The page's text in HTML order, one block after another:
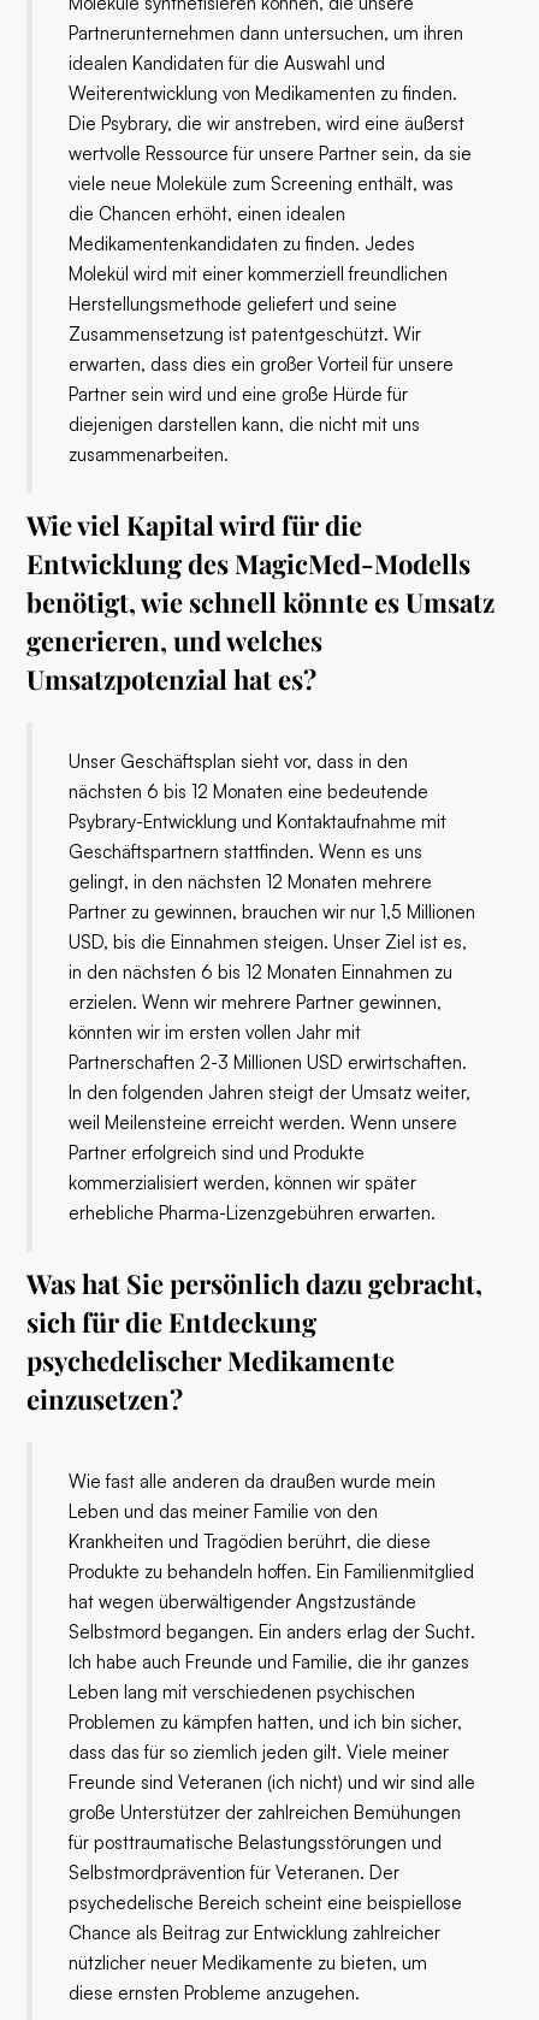
Partnerunternehmen dann untersuchen, um ihren
idealen Kandidaten für die Auswahl und
Weiterentwicklung von Medikamenten zu finden.
Die Psybrary, die wir anstreben, wird eine äußerst
wertvolle Ressource für unsere Partner sein, da sie
viele neue Moleküle zum Screening enthält, was
die Chancen erhöht, einen idealen
Medikamentenkandidaten zu finden. Jedes
Molekül wird mit einer kommerziell freundlichen
Herstellungsmethode geliefert und seine
Zusammensetzung ist patentgeschützt. Wir
erwarten, dass dies ein großer Vorteil für unsere
Partner sein wird und eine große Hürde für
diejenigen darstellen kann, die nicht mit uns
zusammenarbeiten.
Wie viel Kapital wird für die
Entwicklung des MagicMed-Modells
benötigt, wie schnell könnte es Umsatz
generieren, und welches
Umsatzpotenzial hat es?
Unser Geschäftsplan sieht vor, dass in den
nächsten 6 bis 12 Monaten eine bedeutende
Psybrary-Entwicklung und Kontaktaufnahme mit
Geschäftspartnern stattfinden. Wenn es uns
gelingt, in den nächsten 12 Monaten mehrere
Partner zu gewinnen, brauchen wir nur 1,5 Millionen
USD, bis die Einnahmen steigen. Unser Ziel ist es,
in den nächsten 6 bis 12 Monaten Einnahmen zu
erzielen. Wenn wir mehrere Partner gewinnen,
könnten wir im ersten vollen Jahr mit
Partnerschaften 2-3 Millionen USD erwirtschaften.
In den folgenden Jahren steigt der Umsatz weiter,
weil Meilensteine ​​erreicht werden. Wenn unsere
Partner erfolgreich sind und Produkte
kommerzialisiert werden, können wir später
erhebliche Pharma-Lizenzgebühren erwarten.
Was hat Sie persönlich dazu gebracht,
sich für die Entdeckung
psychedelischer Medikamente
einzusetzen?
Wie fast alle anderen da draußen wurde mein
Leben und das meiner Familie von den
Krankheiten und Tragödien berührt, die diese
Produkte zu behandeln hoffen. Ein Familienmitglied
hat wegen überwältigender Angstzustände
Selbstmord begangen. Ein anders erlag der Sucht.
Ich habe auch Freunde und Familie, die ihr ganzes
Leben lang mit verschiedenen psychischen
Problemen zu kämpfen hatten, und ich bin sicher,
dass das für so ziemlich jeden gilt. Viele meiner
Freunde sind Veteranen (ich nicht) und wir sind alle
große Unterstützer der zahlreichen Bemühungen
für posttraumatische Belastungsstörungen und
Selbstmordprävention für Veteranen. Der
psychedelische Bereich scheint eine beispiellose
Chance als Beitrag zur Entwicklung zahlreicher
nützlicher neuer Medikamente zu bieten, um
diese ernsten Probleme anzugehen.